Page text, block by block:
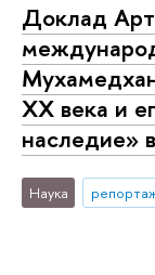
Доклад
ХХ века и
наследие»
Наука